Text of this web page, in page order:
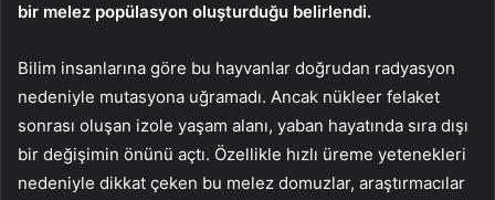
bir melez popülasyon oluşturduğu belirlendi.
Bilim insanlarına göre bu hayvanlar doğrudan radyasyon
nedeniyle mutasyona uğramadı. Ancak nükleer felaket
sonrası oluşan izole yaşam alanı, yaban hayatında sıra dışı
bir değişimin önünü açtı. Özellikle hızlı üreme yetenekleri
nedeniyle dikkat çeken bu melez domuzlar, araştırmacılar